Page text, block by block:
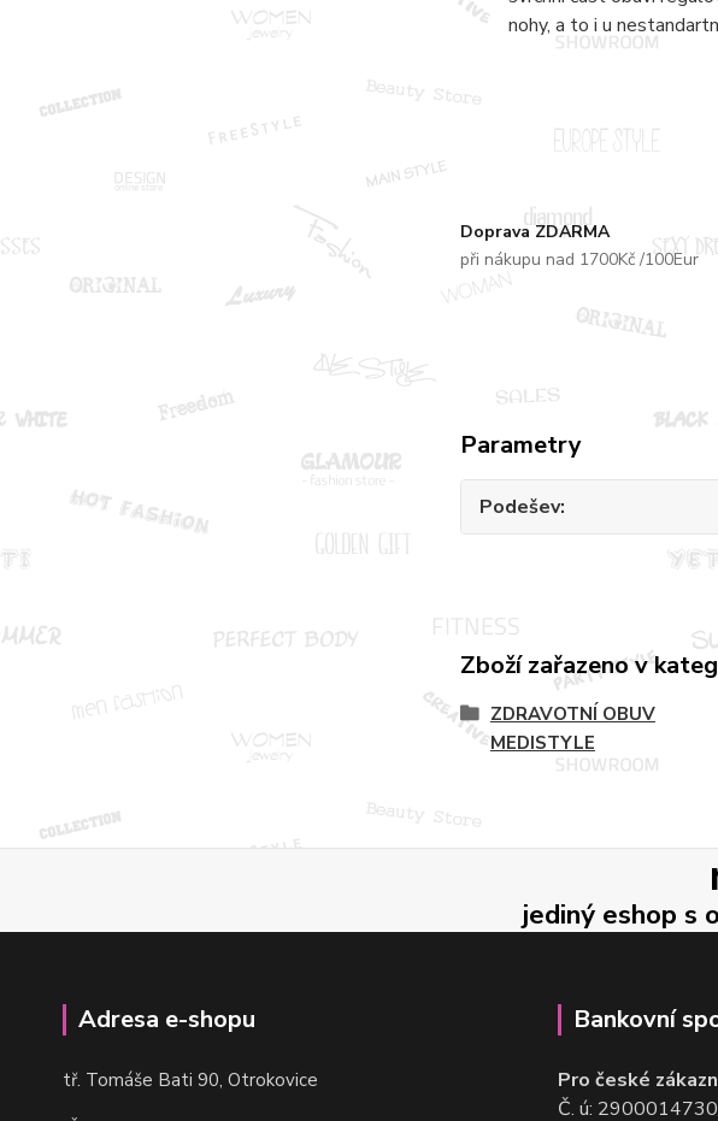
Doprava ZDARMA
při nákupu nad 1700Kč /100Eur
nohy, a to i u
Parametry
Podešev
Zboží zařazeno v
ZDRAVOTNÍ OBUV
MEDISTYLE
jediný eshop s
Adresa e-shopu
tř. Tomáše Bati 90, Otrokovice
Bankovní
Pro české
Č. ú: